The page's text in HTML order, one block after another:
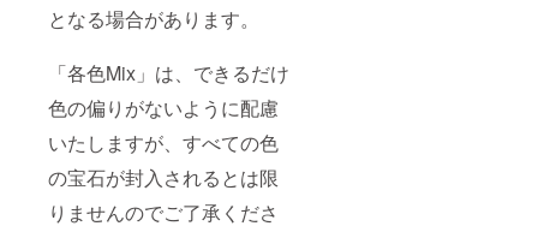
となる場合があります。
「各色Mix」は、できるだけ
色の偏りがないように配慮
いたしますが、すべての色
の宝石が封入されるとは限
りませんのでご了承くださ